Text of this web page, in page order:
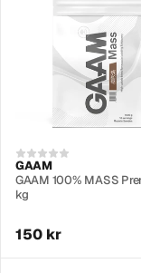
GAAM
GAAM 100% MASS
kg
150 kr